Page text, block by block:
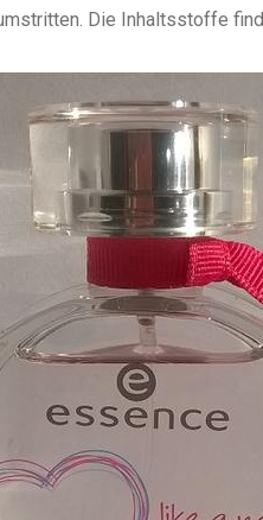
Die Inhaltsstoffe